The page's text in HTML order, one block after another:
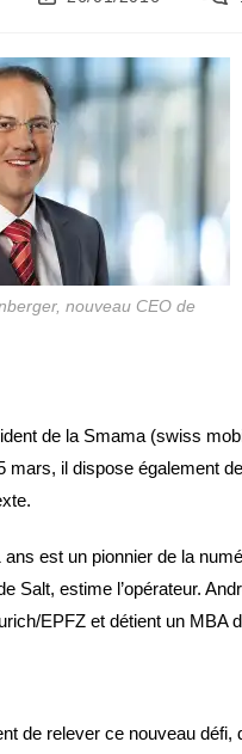
la
publication :
nouveau CEO de
de la Smama (swiss
mars, il dispose également
est un pionnier de la
Salt, estime l’opérateur.
EPFZ et détient un MBA
de relever ce nouveau